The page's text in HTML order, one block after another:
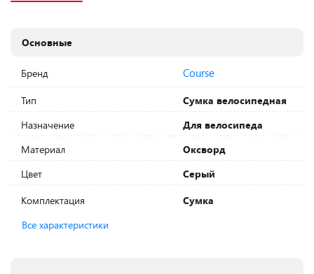
Основные
Бренд Course
Тип
Сумка велосипедная
Назначение
Для велосипеда
Материал
Оксворд
Цвет
Серый
Комплектация
Сумка
Все характеристики